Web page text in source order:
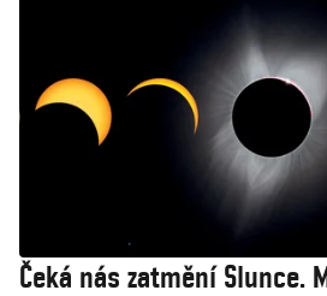
Čeká nás zatmění Slunce.